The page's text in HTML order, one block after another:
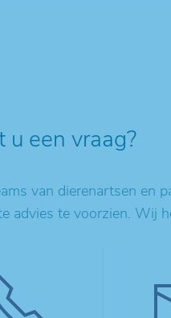
u een vraag?
van dierenartsen en
advies te voorzien. Wij